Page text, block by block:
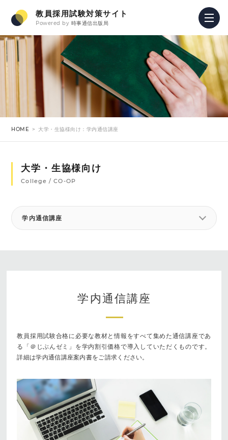
教員採用試験対策サイト
Powered by 時事通信出版局
HOME 大学・生協様向け：学内通信講座
大学・生協様向け
College / CO-OP
学内通信講座
学内通信講座
教員採用試験合格に必要な教材と情報をすべて集めた通信講座であ
る「＠じぶんゼミ」を学内割引価格で導入していただくものです。
詳細は学内通信講座案内書をご請求ください。